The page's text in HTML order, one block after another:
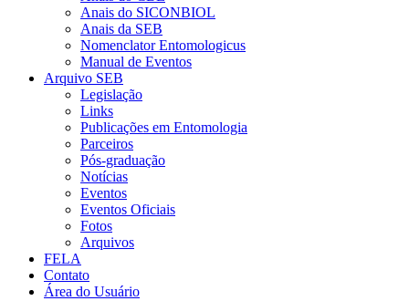
Anais do SICONBIOL
Anais da SEB
Nomenclator Entomologicus
Manual de Eventos
Arquivo SEB
Legislação
Links
Publicações em Entomologia
Parceiros
Pós-graduação
Notícias
Eventos
Eventos Oficiais
Fotos
Arquivos
FELA
Contato
Área do Usuário